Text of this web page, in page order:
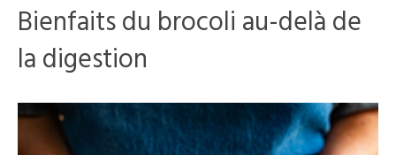
Bienfaits du brocoli au-delà de
la digestion